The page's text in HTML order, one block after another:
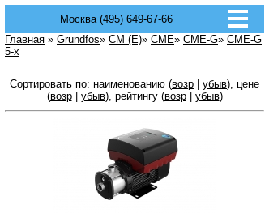
Москва (495) 649-67-66
Главная » Grundfos» CM (E)» CME» CME-G» CME-G
5-x
Сортировать по: наименованию (возр убыв), цене
(возр| убыв), рейтингу (возр| убыв)